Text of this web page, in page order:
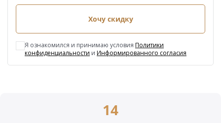
Хочу скидку
Я ознакомился и принимаю условия Политики
конфиденциальности и Информированного согласия
14